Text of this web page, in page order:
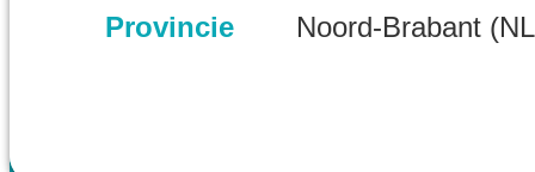
Provincie Noord-Brabant